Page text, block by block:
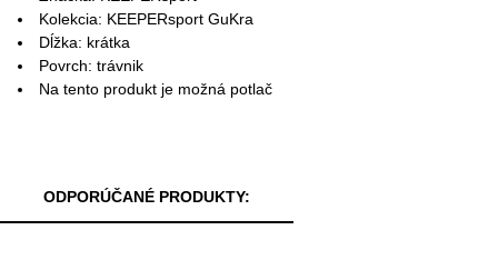
Kolekcia: KEEPERsport GuKra
Dĺžka: krátka
Povrch: trávnik
Na tento produkt je možná potlač
ODPORÚČANÉ PRODUKTY: